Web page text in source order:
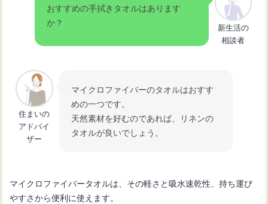
おすすめの手拭きタオルはあります
か？
新生活の
相談者
住まいの
アドバイ
ザー
マイクロファイバーのタオルはおすす
めの一つです。
天然素材を好むのであれば、リネンの
タオルが良いでしょう。
マイクロファイバータオルは、その軽さと吸水速乾性、持ち運び
やすさから便利に使えます。